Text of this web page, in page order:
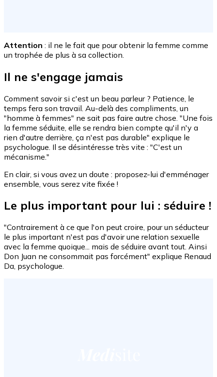
Attention : il ne le fait que pour obtenir la femme comme
un trophée de plus à sa collection.
Il ne s'engage jamais
Comment savoir si c'est un beau parleur ? Patience, le
temps fera son travail. Au-delà des compliments, un
"homme à femmes" ne sait pas faire autre chose. "Une fois
la femme séduite, elle se rendra bien compte qu'il n'y a
rien d'autre derrière, ça n'est pas durable" explique le
psychologue. Il se désintéresse très vite : "C'est un
mécanisme."
En clair, si vous avez un doute : proposez-lui d'emménager
ensemble, vous serez vite fixée !
Le plus important pour lui : séduire !
"Contrairement à ce que l'on peut croire, pour un séducteur
le plus important n'est pas d'avoir une relation sexuelle
avec la femme quoique... mais de séduire avant tout. Ainsi
Don Juan ne consommait pas forcément" explique Renaud
Da, psychologue.